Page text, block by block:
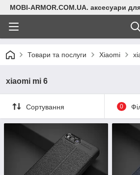
MOBI-ARMOR.COM.UA. аксесуари
Товари та послуги Xiaomi
xiaomi mi 6
Сортування 0